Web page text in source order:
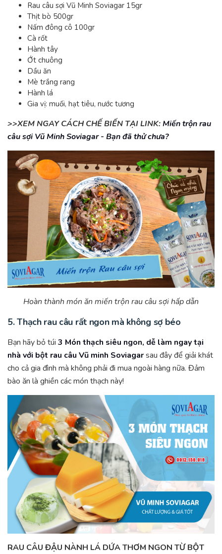
Rau câu sợi Vũ Minh Soviagar 15gr
Thịt bò 500gr
Nấm đông cô 100gr
Cà rốt
Hành tây
Ớt chuông
Dầu ăn
Mè trắng rang
Hành lá
Gia vị: muối, hạt tiêu, nước tương
>>XEM NGAY CÁCH CHẾ BIẾN TẠI LINK:Miến trộn rau
câu sợi Vũ Minh Soviagar - Bạn đã thử chưa?
Hoàn thành món ăn miến trộn rau câu sợi hấp dẫn
5. Thạch rau câu rất ngon mà không sợ béo
Bạn hãy bỏ túi 3 Món thạch siêu ngon, dễ làm ngay tại
nhà với bột rau câu Vũ minh Soviagarsau đây để giải khát
cho cả gia đình mà không phải đi mua ngoài hàng nữa. Đảm
bào ăn là ghiền các món thạch này!
RAU CÂU ĐẬU NÀNH LÁ DỨA THƠM NGON TỪ BỘT